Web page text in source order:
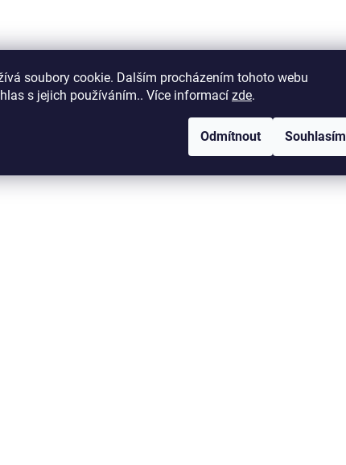
soubory cookie. Dalším procházením tohoto webu
s jejich používáním.. Více informací zde.
Odmítnout Souhlasím